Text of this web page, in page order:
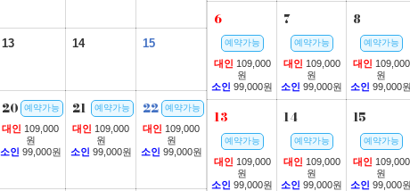
13 14 15
20 예약가능
대인 109,000
원
소인 99,000원
21 예약가능
대인 109,000
원
소인 99,000원
22 예약가능
대인 109,000
원
소인 99,000원
6
예약가능
대인 109,000
원
소인 99,000원
7
예약가능
대인 109,000
원
소인 99,000원
8
예약가능
대인 109,000
원
소인 99,000
13
예약가능
대인 109,000
원
소인 99,000원
14
예약가능
대인 109,000
원
소인 99,000원
15
예약가능
대인 109,000
원
소인 99,000